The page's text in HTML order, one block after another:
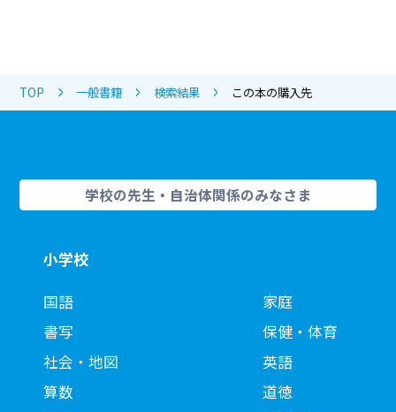
TOP 一般書籍 検索結果 この本の購入先
学校の先生・自治体関係のみなさま
小学校
国語
書写
社会・地図
算数
家庭
保健・体育
英語
道徳